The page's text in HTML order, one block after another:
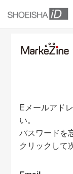
Eメールアド
い。
パスワードを
クリックして